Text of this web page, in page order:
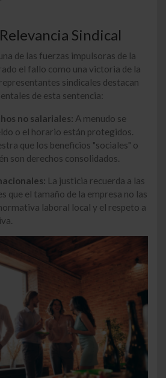
Sindical
una de las fuerzas impulsoras de la
el fallo como una victoria de la
sindicales destacan
de esta sentencia:
no salariales: A menudo se
o el horario están protegidos.
que los beneficios "sociales" o
son derechos consolidados.
La justicia recuerda a las
que el tamaño de la empresa no las
laboral local y el respeto a